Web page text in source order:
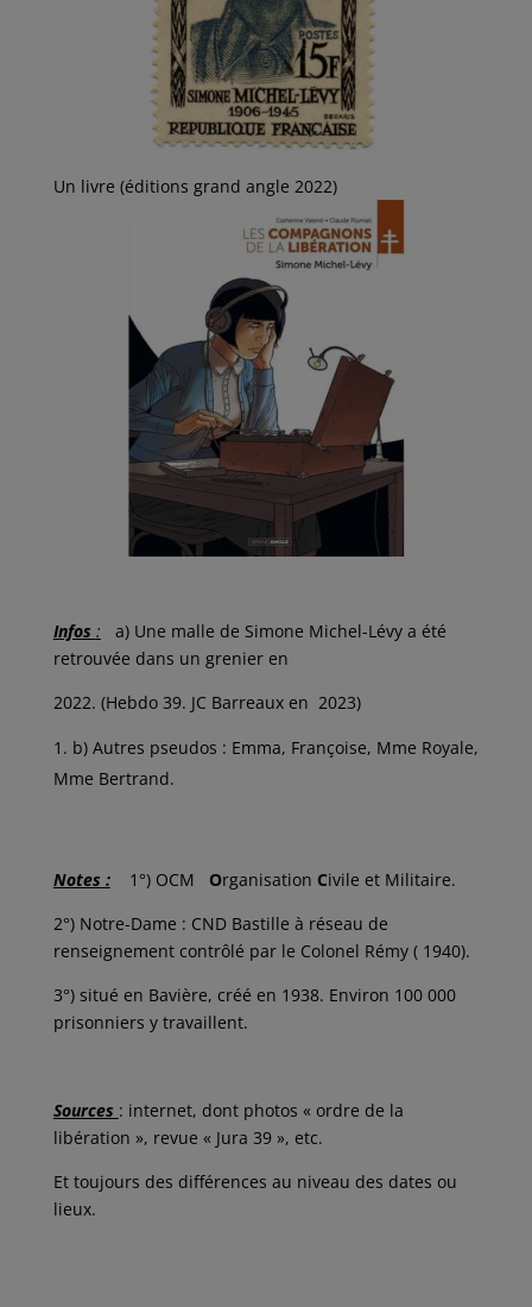
Un livre (éditions grand angle 2022)
Infos : a) Une malle de Simone Michel-Lévy a été
retrouvée dans un grenier en
2022. (Hebdo 39. JC Barreaux en 2023)
b) Autres pseudos : Emma, Françoise, Mme Royale,
Mme Bertrand.
Notes :1°) OCM Organisation Civile et Militaire.
2°) Notre-Dame : CND Bastille à réseau de
renseignement contrôlé par le Colonel Rémy ( 1940).
3°) situé en Bavière, créé en 1938. Environ 100 000
prisonniers y travaillent.
Sources : internet, dont photos « ordre de la
libération », revue « Jura 39 », etc.
Et toujours des différences au niveau des dates ou
lieux.